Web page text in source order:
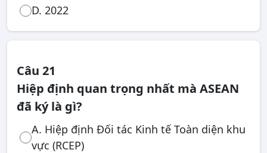
D. 2022
Câu 21
Hiệp định quan trọng nhất mà ASEAN
đã ký là gì?
A. Hiệp định Đối tác Kinh tế Toàn diện khu
vực (RCEP)